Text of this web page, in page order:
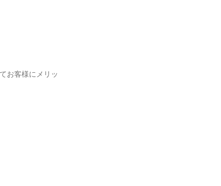
お客様にメリッ